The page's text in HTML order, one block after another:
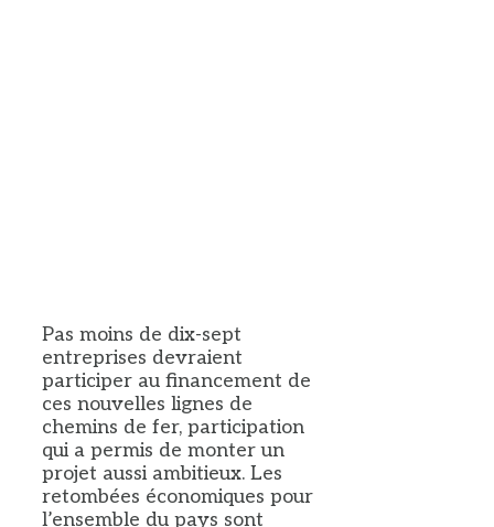
Pas moins de dix-sept
entreprises devraient
participer au financement de
ces nouvelles lignes de
chemins de fer, participation
qui a permis de monter un
projet aussi ambitieux. Les
retombées économiques pour
l’ensemble du pays sont